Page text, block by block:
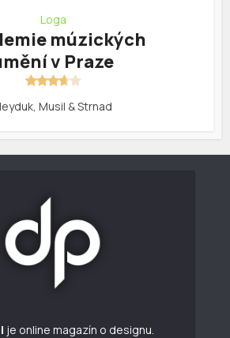
Loga
múzických
v Praze
Musil & Strnad
je online magazín o designu.